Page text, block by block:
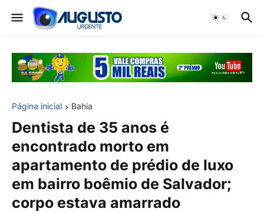
Página inicial Bahia
Dentista de 35 anos é
encontrado morto em
apartamento de prédio de luxo
em bairro boêmio de Salvador;
corpo estava amarrado